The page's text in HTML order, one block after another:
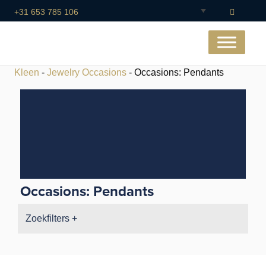
+31 653 785 106
Kleen - Jewelry Occasions - Occasions: Pendants
Occasions: Pendants
Zoekfilters +